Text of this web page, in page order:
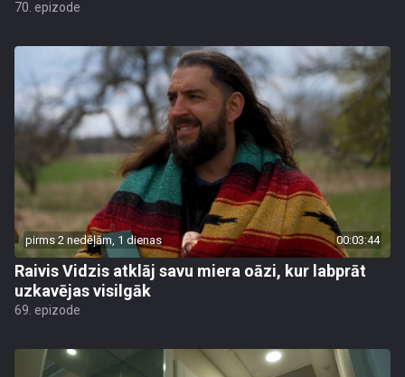
70. epizode
pirms 2 nedēļām, 1 dienas 00:03:44
Raivis Vidzis atklāj savu miera oāzi, kur labprāt
uzkavējas visilgāk
69. epizode